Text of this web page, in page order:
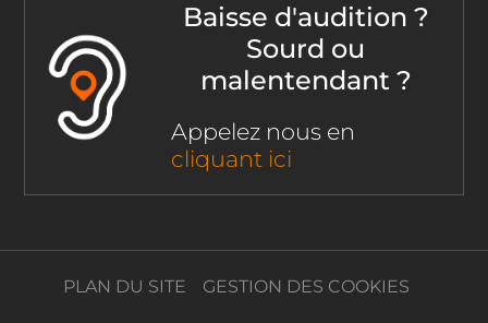
Baisse d'audition ?
Sourd ou
malentendant ?
Appelez nous en
cliquant ici
PLAN DU SITE GESTION DES COOKIES